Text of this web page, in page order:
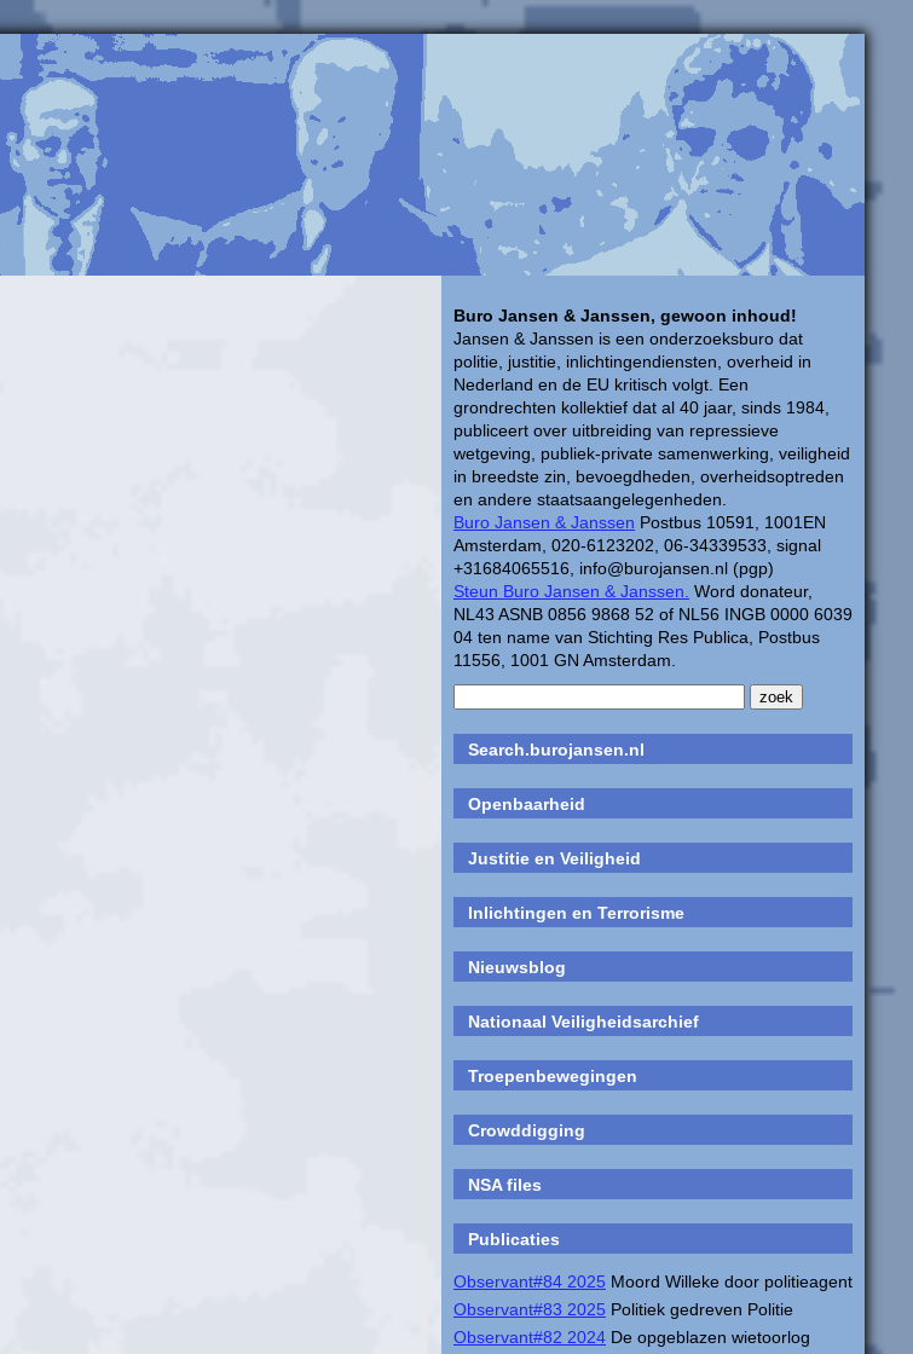
Buro Jansen & Janssen, gewoon inhoud!
Jansen & Janssen is een onderzoeksburo dat
politie, justitie, inlichtingendiensten, overheid in
Nederland en de EU kritisch volgt. Een
grondrechten kollektief dat al 40 jaar, sinds 1984,
publiceert over uitbreiding van repressieve
wetgeving, publiek-private samenwerking, veiligheid
in breedste zin, bevoegdheden, overheidsoptreden
en andere staatsaangelegenheden.
Buro Jansen & Janssen Postbus 10591, 1001EN
Amsterdam, 020-6123202, 06-34339533, signal
+31684065516, info@burojansen.nl (pgp)
Steun Buro Jansen & Janssen. Word donateur,
NL43 ASNB 0856 9868 52 of NL56 INGB 0000 6039
04 ten name van Stichting Res Publica, Postbus
11556, 1001 GN Amsterdam.
Search.burojansen.nl
Openbaarheid
Justitie en Veiligheid
Inlichtingen en Terrorisme
Nieuwsblog
Nationaal Veiligheidsarchief
Troepenbewegingen
Crowddigging
NSA files
Publicaties
Observant#84 2025 Moord Willeke door politieagent
Observant#83 2025 Politiek gedreven Politie
Observant#82 2024 De opgeblazen wietoorlog